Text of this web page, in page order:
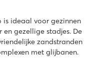
- Sérignan Plage
is ideaal voor gezinnen
gezellige stadjes. De
zandstranden
met glijbanen.